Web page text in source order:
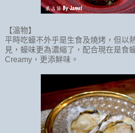
【溫物】
平時吃蠔不外乎是生食及燒烤，但以
見，蠔味更為濃縮了，配合現在是食
Creamy ，更添鮮味。